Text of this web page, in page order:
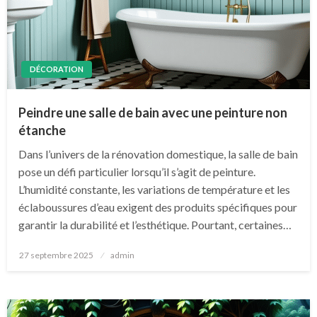
DÉCORATION
Peindre une salle de bain avec une peinture non
étanche
Dans l’univers de la rénovation domestique, la salle de bain
pose un défi particulier lorsqu’il s’agit de peinture.
L’humidité constante, les variations de température et les
éclaboussures d’eau exigent des produits spécifiques pour
garantir la durabilité et l’esthétique. Pourtant, certaines…
Posted
27 septembre 2025 admin